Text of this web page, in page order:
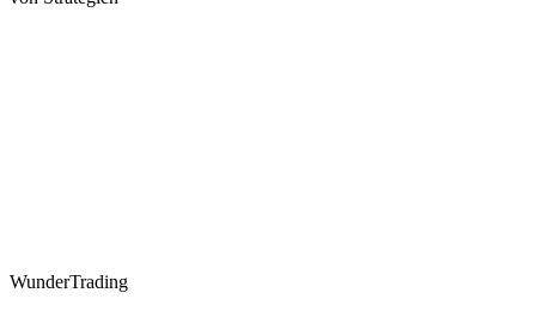
WunderTrading